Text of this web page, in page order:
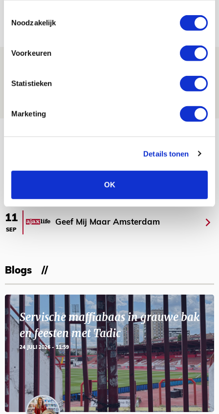
Noodzakelijk
Voorkeuren
Statistieken
Marketing
Details tonen
OK
07 AUGUSTUS 2026 - 14:13
Volop enthousiasme in fotoverslag van
Europees treffen met Shelbourne
11
SEP
Geef Mij Maar Amsterdam
Blogs
Servische maffiabaas in grauwe bak
en feesten met Tadic
24 JULI 2026 - 11:59